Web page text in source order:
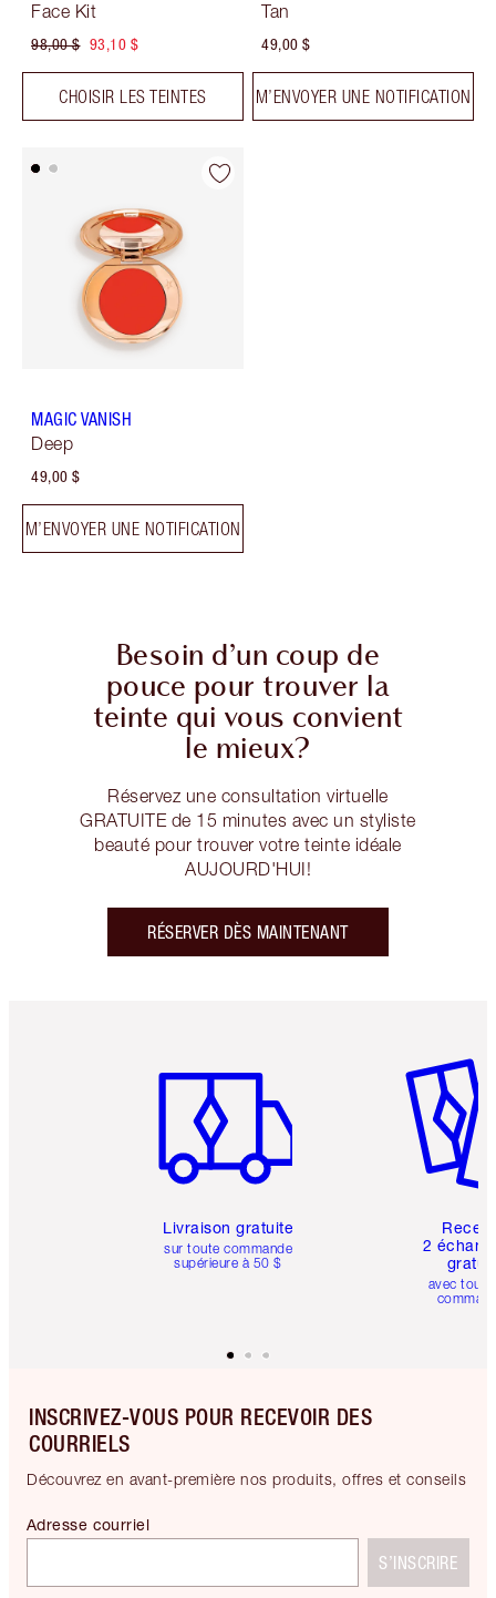
Face Kit
98,00 $ 93,10 $
CHOISIR LES TEINTES
Tan
49,00 $
M’ENVOYER UNE NOTIFICATION
MAGIC VANISH
Deep
49,00 $
M’ENVOYER UNE NOTIFICATION
Besoin d’un coup de
pouce pour trouver la
teinte qui vous convient
le mieux?
Réservez une consultation virtuelle
GRATUITE de 15 minutes avec un styliste
beauté pour trouver votre teinte idéale
AUJOURD'HUI!
RÉSERVER DÈS MAINTENANT
Livraison gratuite
sur toute commande
supérieure à 50 $
2
avec
INSCRIVEZ-VOUS POUR RECEVOIR DES
COURRIELS
Découvrez en avant-première nos produits, offres et conseils
Adresse courriel
S’INSCRIRE